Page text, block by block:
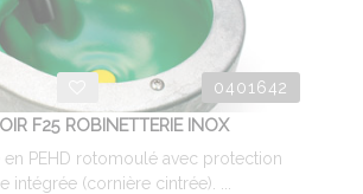
0401642
F25 ROBINETTERIE INOX
PEHD rotomoulé avec protection
intégrée (cornière cintrée). ...